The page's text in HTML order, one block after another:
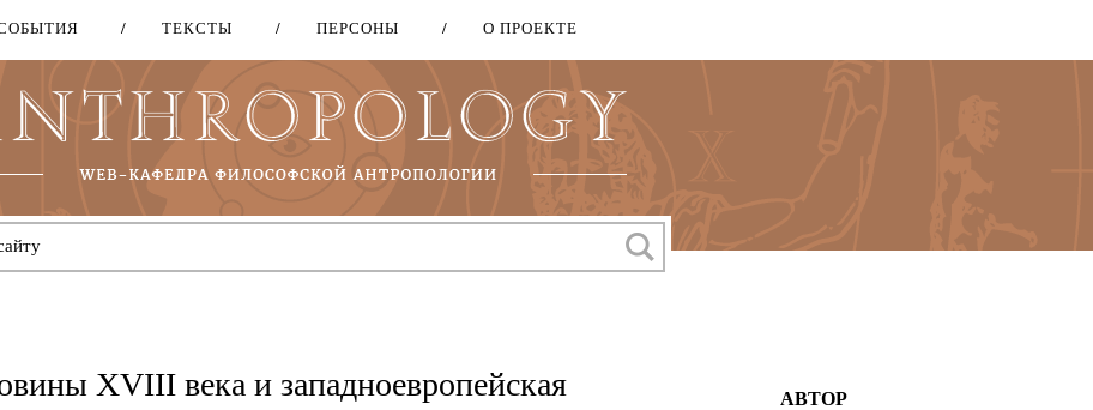
Перейти
основному
содержанию
ТЕКСТЫ ПЕРСОНЫ О ПРОЕКТЕ
XVIII века и западноевропейская
АВТОР